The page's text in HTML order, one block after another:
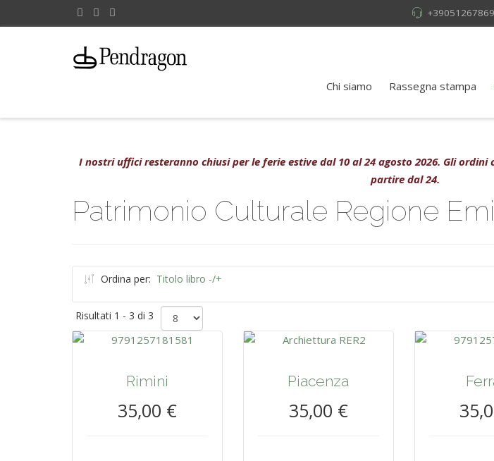
+39051267869
Chi siamo Rassegna stampa
I nostri uffici resteranno chiusi per le ferie estive dal 10 al 24 agosto 2026. Gli
partire dal 24.
Patrimonio Culturale Regione
Ordina per: Titolo libro -/+
Risultati 1 - 3 di 3
Rimini
35,00 €
Piacenza
35,00 €